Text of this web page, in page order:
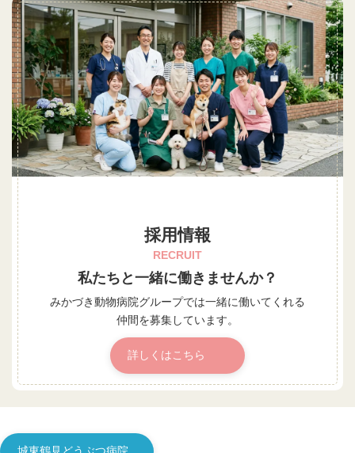
採用情報
RECRUIT
私たちと一緒に働きませんか？
みかづき動物病院グループでは一緒に働いてくれる
仲間を募集しています。
詳しくはこちら